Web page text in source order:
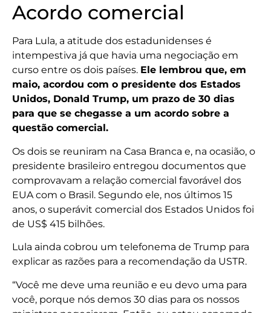
Acordo comercial
Para Lula, a atitude dos estadunidenses é
intempestiva já que havia uma negociação em
curso entre os dois países. Ele lembrou que, em
maio, acordou com o presidente dos Estados
Unidos, Donald Trump, um prazo de 30 dias
para que se chegasse a um acordo sobre a
questão comercial.
Os dois se reuniram na Casa Branca e, na ocasião, o
presidente brasileiro entregou documentos que
comprovavam a relação comercial favorável dos
EUA com o Brasil. Segundo ele, nos últimos 15
anos, o superávit comercial dos Estados Unidos foi
de US$ 415 bilhões.
Lula ainda cobrou um telefonema de Trump para
explicar as razões para a recomendação da USTR.
“Você me deve uma reunião e eu devo uma para
você, porque nós demos 30 dias para os nossos